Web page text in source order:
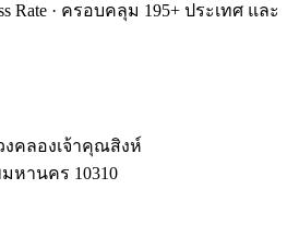
Rate · ครอบคลุม 195+ ประเทศ และ
งคลองเจ้าคุณสิงห์
มหานคร 10310